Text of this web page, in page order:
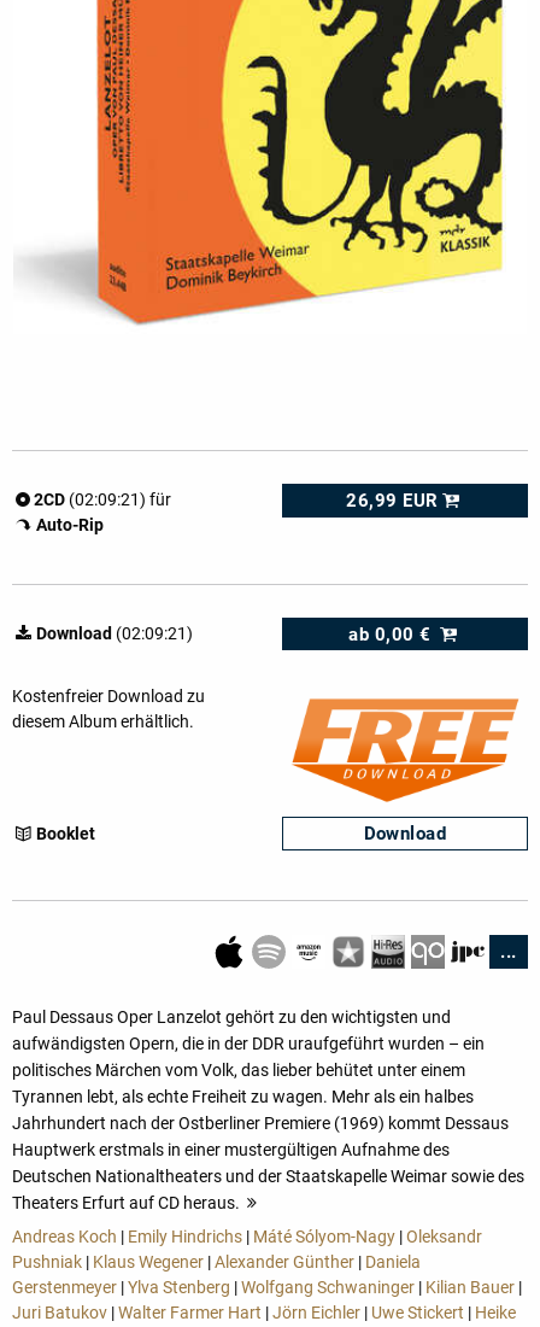
2CD (02:09:21) für
Auto-Rip
26,99 EUR
Download (02:09:21) ab 0,00 €
Kostenfreier Download zu
diesem Album erhältlich.
Booklet Download
...
Paul Dessaus Oper Lanzelot gehört zu den wichtigsten und
aufwändigsten Opern, die in der DDR uraufgeführt wurden – ein
politisches Märchen vom Volk, das lieber behütet unter einem
Tyrannen lebt, als echte Freiheit zu wagen. Mehr als ein halbes
Jahrhundert nach der Ostberliner Premiere (1969) kommt Dessaus
Hauptwerk erstmals in einer mustergültigen Aufnahme des
Deutschen Nationaltheaters und der Staatskapelle Weimar sowie des
Theaters Erfurt auf CD heraus.
Andreas Koch | Emily Hindrichs | Máté Sólyom-Nagy |Oleksandr
Pushniak | Klaus Wegener |Alexander Günther | Daniela
Gerstenmeyer |Ylva Stenberg |Wolfgang Schwaninger | Kilian Bauer |
Juri Batukov |Walter Farmer Hart |Jörn Eichler | Uwe Stickert | Heike